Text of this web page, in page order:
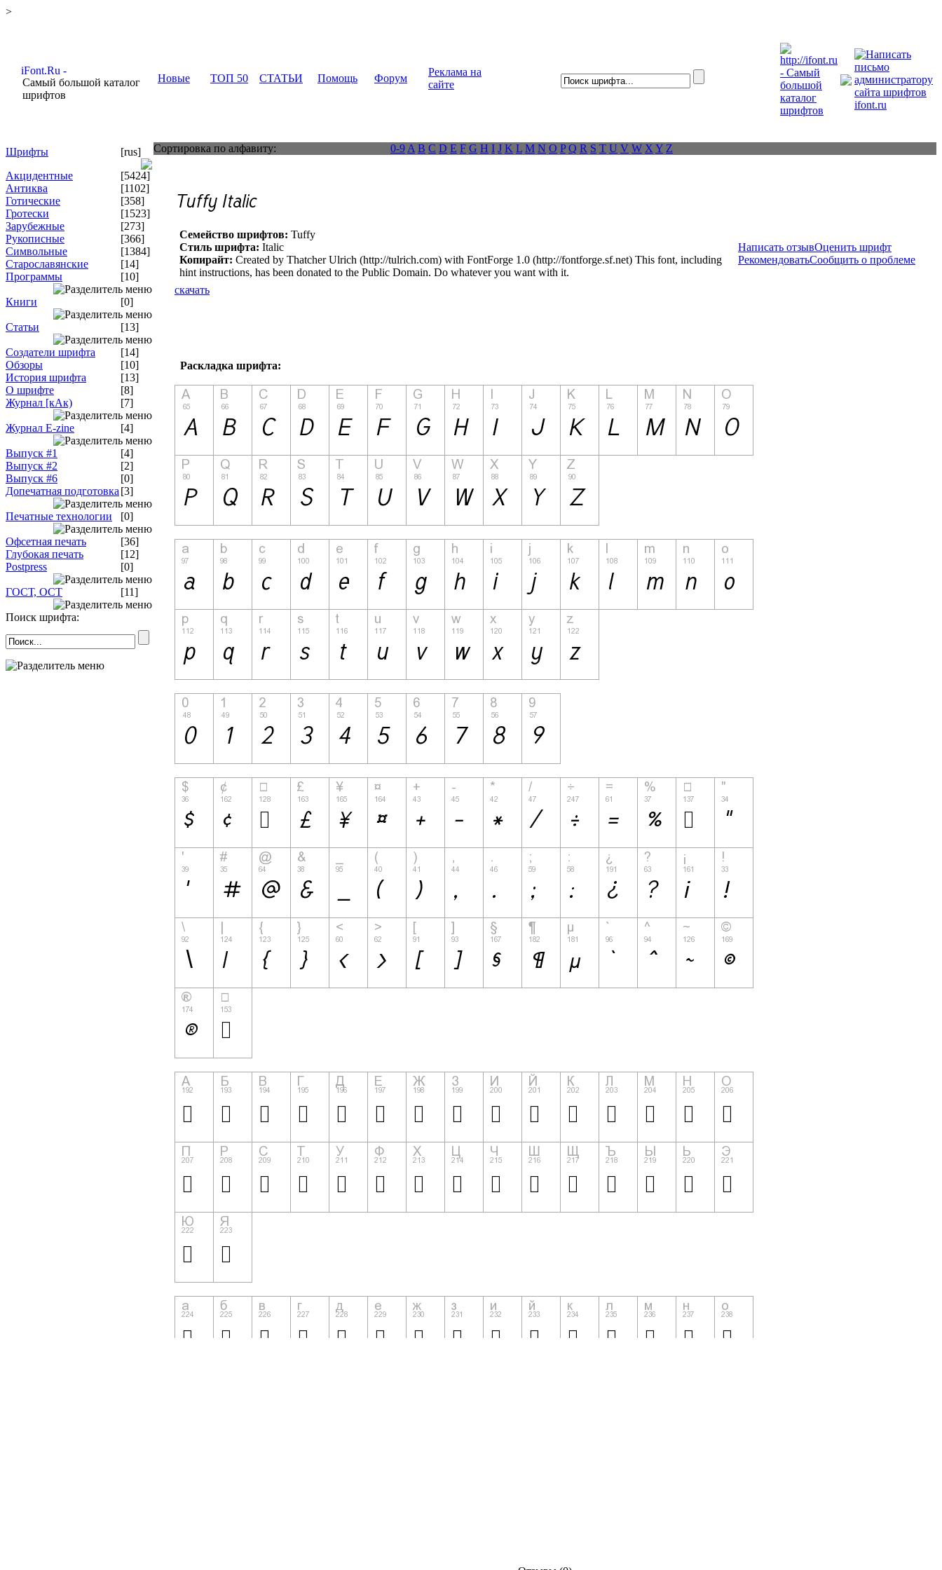
>
Самый большой каталог
шрифтов
Новые ТОП 50 СТАТЬИ Помощь Форум
Реклама на
сайте
Шрифты
[rus]
Акцидентные
[5424]
Антиква
[1102]
Готические
[358]
Гротески
[1523]
Зарубежные
[273]
Рукописные
[366]
Символьные
[1384]
Старославянские
[14]
Программы
[10]
Книги [0]
Статьи [13]
Создатели шрифта
[14]
Обзоры
[10]
История шрифта
[13]
О шрифте
[8]
Журнал [кАк)
[7]
Журнал E-zine [4]
Выпуск #1
[4]
Выпуск #2
[2]
Выпуск #6
[0]
Допечатная подготовка [3]
Печатные технологии [0]
Офсетная печать
[36]
Глубокая печать
[12]
Postpress
[0]
ГОСТ, ОСТ [11]
Поиск шрифта:
Сортировка по алфавиту: 0-9 A B C D E F G H I J K L M N O P Q R S T U V W X Y Z
Семейство шрифтов: Tuffy
Стиль шрифта: Italic
Копирайт: Created by Thatcher Ulrich (http://tulrich.com) with FontForge 1.0 (http://fontforge.sf.net) This font, including
hint instructions, has been donated to the Public Domain. Do whatever you want with it.
Написать отзывОценить шрифт
РекомендоватьСообщить о проблеме
скачать
Раскладка шрифта: